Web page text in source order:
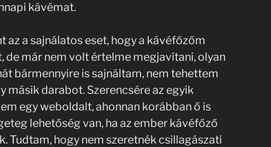
kávémat.
az a sajnálatos eset, hogy a kávéfőzőm
de már nem volt értelme megjavítani, olyan
bármennyire is sajnáltam, nem tehettem
másik darabot. Szerencsére az egyik
egy weboldalt, ahonnan korábban ő is
lehetőség van, ha az ember kávéfőző
Tudtam, hogy nem szeretnék csillagászati